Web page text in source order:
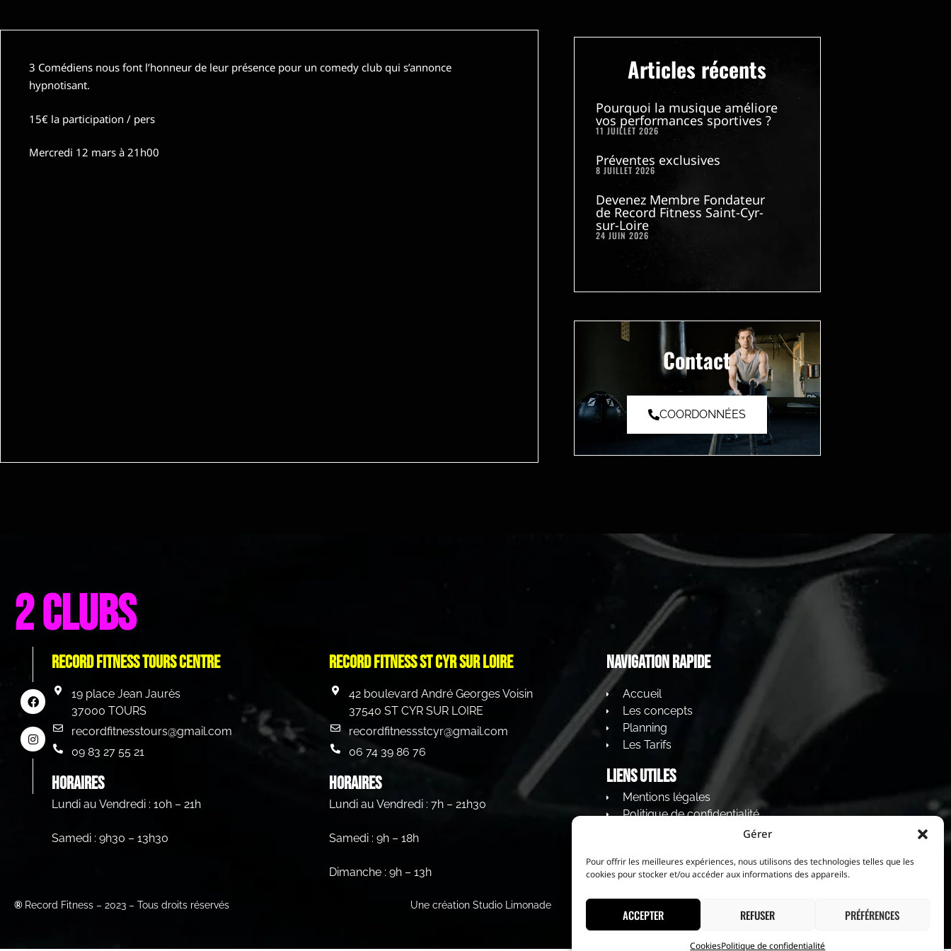
Gérer
Pour offrir les meilleures expériences, nous utilisons des technologies telles que les
cookies pour stocker et/ou accéder aux informations des appareils.
ACCEPTER REFUSER PRÉFÉRENCES
CookiesPolitique de confidentialité
3 Comédiens nous font l’honneur de leur présence pour un comedy club qui s’annonce
hypnotisant.
15€ la participation / pers
Mercredi 12 mars à 21h00
Articles récents
Pourquoi la musique améliore
vos performances sportives ?
11 JUILLET 2026
Préventes exclusives
8 JUILLET 2026
Devenez Membre Fondateur
de Record Fitness Saint-Cyr-
sur-Loire
24 JUIN 2026
Contact
COORDONNÉES
2 clubs
Record Fitness Tours centre
19 place Jean Jaurès
37000 TOURS
recordfitnesstours@gmail.com
09 83 27 55 21
HORAIRES
Lundi au Vendredi : 10h – 21h
Samedi : 9h30 – 13h30
Record Fitness st cyr sur loire
42 boulevard André Georges Voisin
37540 ST CYR SUR LOIRE
recordfitnessstcyr@gmail.com
06 74 39 86 76
HORAIRES
Lundi au Vendredi : 7h – 21h30
Samedi : 9h – 18h
Dimanche : 9h – 13h
Navigation rapide
Accueil
Les concepts
Planning
Les Tarifs
Liens utiles
Mentions légales
Politique de confidentialité
® Record Fitness – 2023 – Tous droits réservés Une création Studio Limonade